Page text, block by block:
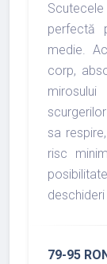
perfectă
medie.
corp,
sa
risc
79-95 RON